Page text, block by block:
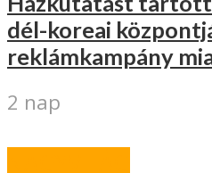
dél-koreai
reklámkampány
2 nap